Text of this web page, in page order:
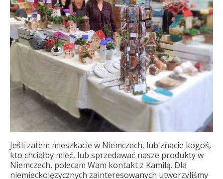
Jeśli zatem mieszkacie w Niemczech, lub znacie kogoś,
kto chciałby mieć, lub sprzedawać nasze produkty w
Niemczech, polecam Wam kontakt z Kamilą. Dla
niemieckojęzycznych zainteresowanych utworzyliśmy